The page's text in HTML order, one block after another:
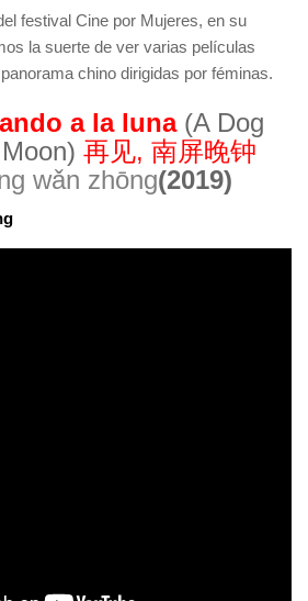
festival Cine por Mujeres, en su
la suerte de ver varias películas
chino dirigidas por féminas.
a la luna (A Dog
再见, 南屏晚钟
wǎn zhōng(2019)